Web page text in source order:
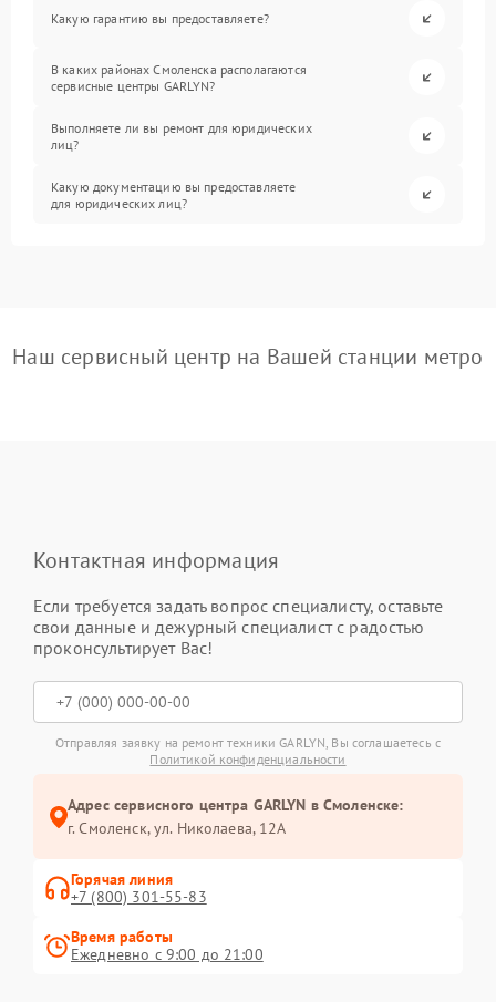
Какую гарантию вы предоставляете?
В каких районах Смоленска располагаются
сервисные центры GARLYN?
Выполняете ли вы ремонт для юридических
лиц?
Какую документацию вы предоставляете
для юридических лиц?
Наш сервисный центр на Вашей станции метро
Контактная информация
Если требуется задать вопрос специалисту, оставьте
свои данные и дежурный специалист с радостью
проконсультирует Вас!
Отправляя заявку на ремонт техники GARLYN, Вы соглашаетесь с
Политикой конфиденциальности
Адрес сервисного центра GARLYN в Смоленске:
г. Смоленск, ул. Николаева, 12А
Горячая линия
+7 (800) 301-55-83
Время работы
Ежедневно с 9:00 до 21:00